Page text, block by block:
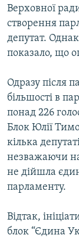
МУЛЬТИМЕДІА
ФОТО
СПЕЦПРОЄКТИ
ПОДКАСТИ
КРИМ РЕАЛІЇ
РУС
УКР
КТАТ
Верховної
створення
депутат.
показало, що
Одразу після
більшості в
понад 226
Блок Юлії
кілька
незважаючи на
не дійшла
парламенту.
Відтак,
блок “Єдина